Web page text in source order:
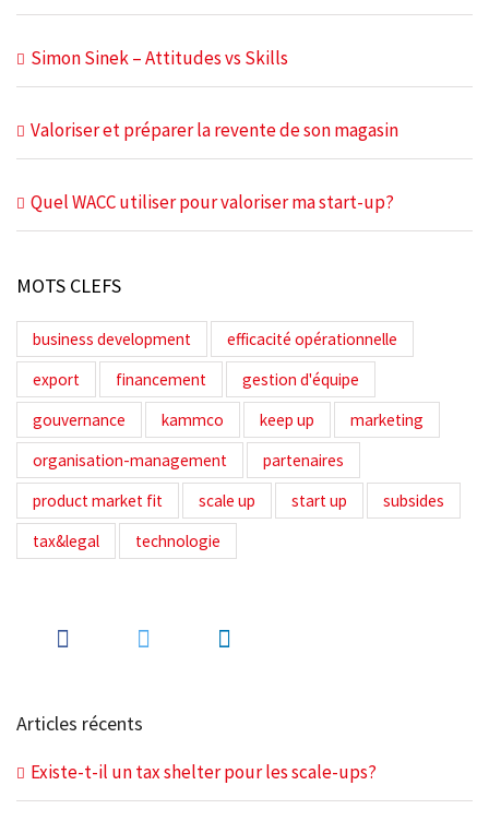
Simon Sinek – Attitudes vs Skills
Valoriser et préparer la revente de son magasin
Quel WACC utiliser pour valoriser ma start-up?
MOTS CLEFS
business development
efficacité opérationnelle
export
financement
gestion d'équipe
gouvernance
kammco keep up
marketing
organisation-management
partenaires
product market fit
scale up start up
subsides
tax&legal
technologie
Articles récents
Existe-t-il un tax shelter pour les scale-ups?